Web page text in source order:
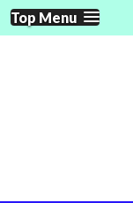
Skip
to
Top Menu